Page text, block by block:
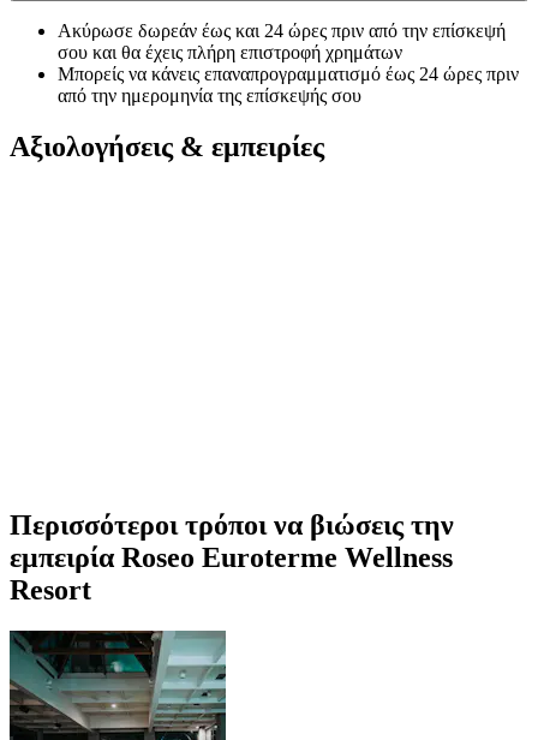
Ακύρωσε δωρεάν έως και 24 ώρες πριν από την επίσκεψή
σου και θα έχεις πλήρη επιστροφή χρημάτων
Μπορείς να κάνεις επαναπρογραμματισμό έως 24 ώρες πριν
από την ημερομηνία της επίσκεψής σου
Αξιολογήσεις & εμπειρίες
Περισσότεροι τρόποι να βιώσεις την
εμπειρία Roseo Euroterme Wellness
Resort